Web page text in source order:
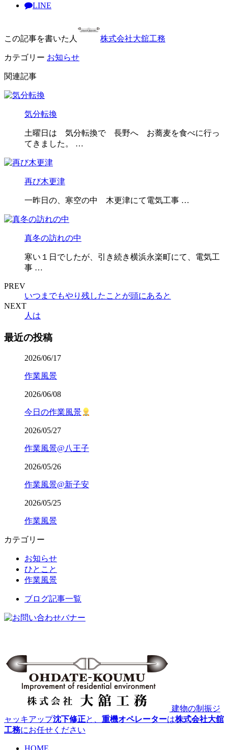
LINE
この記事を書いた人 株式会社大舘工務
カテゴリー お知らせ
関連記事
気分転換
土曜日は 気分転換で 長野へ お蕎麦を食べに行っ
てきました。 …
再び木更津
一昨日の、寒空の中 木更津にて電気工事 …
真冬の訪れの中
寒い１日でしたが、引き続き横浜永楽町にて、電気工
事 …
PREV
いつまでもやり残したことが頭にあると
NEXT
人は
最近の投稿
2026/06/17
作業風景
2026/06/08
今日の作業風景
2026/05/27
作業風景@八王子
2026/05/26
作業風景@新子安
2026/05/25
作業風景
カテゴリー
お知らせ
ひとこと
作業風景
ブログ記事一覧
建物の制振ジ
ャッキアップ沈下修正と、 重機オペレーターは株式会社大舘
工務にお任せください